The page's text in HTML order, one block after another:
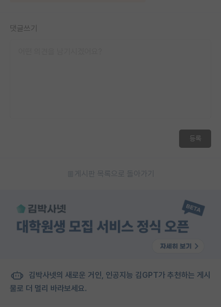
댓글쓰기
등록
게시판 목록으로 돌아가기
김박사넷의 새로운 거인, 인공지능 김GPT가 추천하는 게시
물로 더 멀리 바라보세요.